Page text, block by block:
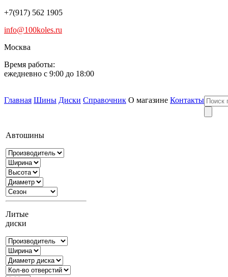
+7(917) 562 1905
info@100koles.ru
Москва
Время работы:
ежедневно с 9:00 до 18:00
Главная Шины Диски Справочник О магазине Контакты
Автошины
Литые
диски